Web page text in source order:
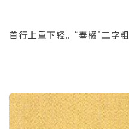
首行上重下轻。“奉橘”二字